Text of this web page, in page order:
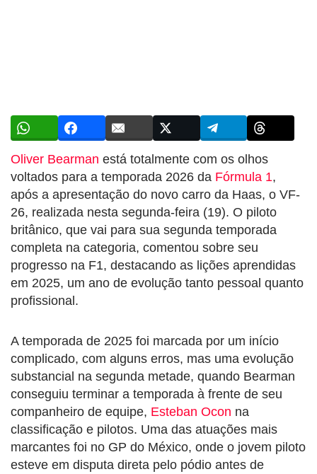
Oliver Bearman está totalmente com os olhos
voltados para a temporada 2026 da Fórmula 1,
após a apresentação do novo carro da Haas, o VF-
26, realizada nesta segunda-feira (19). O piloto
britânico, que vai para sua segunda temporada
completa na categoria, comentou sobre seu
progresso na F1, destacando as lições aprendidas
em 2025, um ano de evolução tanto pessoal quanto
profissional.
A temporada de 2025 foi marcada por um início
complicado, com alguns erros, mas uma evolução
substancial na segunda metade, quando Bearman
conseguiu terminar a temporada à frente de seu
companheiro de equipe, Esteban Ocon na
classificação e pilotos. Uma das atuações mais
marcantes foi no GP do México, onde o jovem piloto
esteve em disputa direta pelo pódio antes de